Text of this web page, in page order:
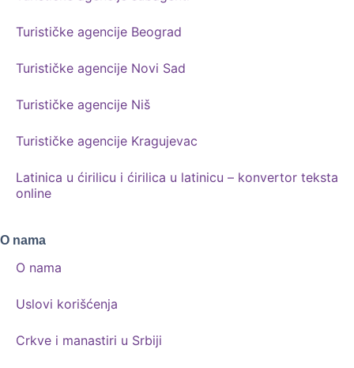
Turističke agencije Beograd
Turističke agencije Novi Sad
Turističke agencije Niš
Turističke agencije Kragujevac
Latinica u ćirilicu i ćirilica u latinicu – konvertor teksta
online
O nama
O nama
Uslovi korišćenja
Crkve i manastiri u Srbiji